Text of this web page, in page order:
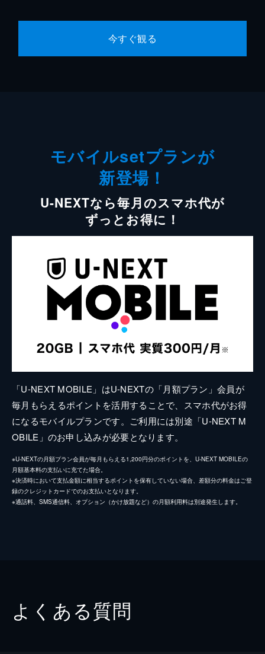
今すぐ観る
モバイルsetプランが
新登場！
U-NEXTなら毎月のスマホ代が
ずっとお得に！
「U-NEXT MOBILE」はU-NEXTの「月額プラン」会員が
毎月もらえるポイントを活用することで、スマホ代がお得
になるモバイルプランです。ご利用には別途「U-NEXT M
OBILE」のお申し込みが必要となります。
※U-NEXTの月額プラン会員が毎月もらえる1,200円分のポイントを、U-NEXT MOBILEの
月額基本料の支払いに充てた場合。
※決済時において支払金額に相当するポイントを保有していない場合、差額分の料金はご登
録のクレジットカードでのお支払いとなります。
※通話料、SMS通信料、オプション（かけ放題など）の月額利用料は別途発生します。
よくある質問